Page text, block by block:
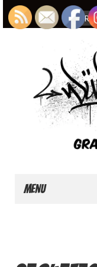
:
Menu